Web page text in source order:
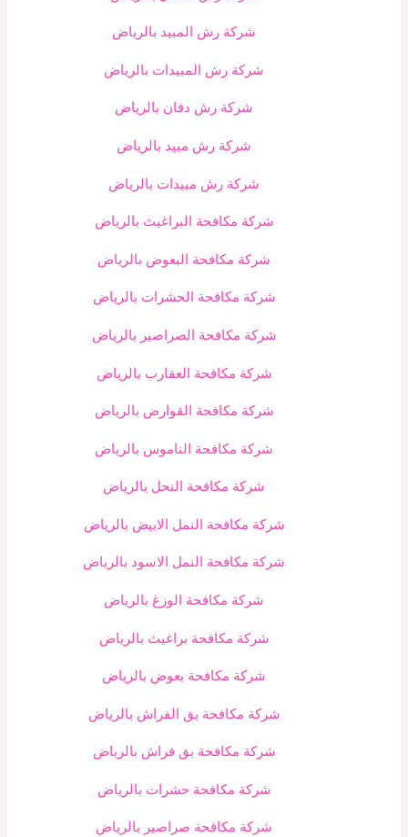
شركة رش المبيد بالرياض
شركة رش المبيدات بالرياض
شركة رش دفان بالرياض
شركة رش مبيد بالرياض
شركة رش مبيدات بالرياض
شركة مكافحة البراغيث بالرياض
شركة مكافحة البعوض بالرياض
شركة مكافحة الحشرات بالرياض
شركة مكافحة الصراصير بالرياض
شركة مكافحة العقارب بالرياض
شركة مكافحة القوارض بالرياض
شركة مكافحة الناموس بالرياض
شركة مكافحة النحل بالرياض
شركة مكافحة النمل الابيض بالرياض
شركة مكافحة النمل الاسود بالرياض
شركة مكافحة الوزغ بالرياض
شركة مكافحة براغيث بالرياض
شركة مكافحة بعوض بالرياض
شركة مكافحة بق الفراش بالرياض
شركة مكافحة بق فراش بالرياض
شركة مكافحة حشرات بالرياض
شركة مكافحة صراصير بالرياض